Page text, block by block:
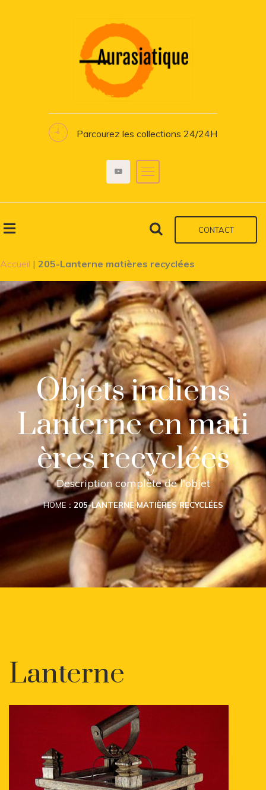
Parcourez les collections 24/24H
CONTACT
Accueil | 205-Lanterne matières recyclées
Objets indiens
Lanterne en mati
ères recyclées
Description complète de l'objet
HOME 205-LANTERNE MATIÈRES RECYCLÉES
Lanterne